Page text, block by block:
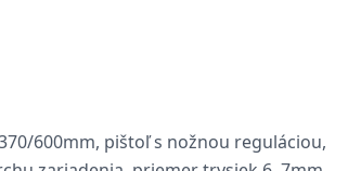
600mm, pištoľ s nožnou reguláciou,